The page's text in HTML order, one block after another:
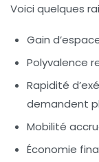
Voici quelques
Gain
Polyvalence
Rapidité
demandent
Mobilité
Économie